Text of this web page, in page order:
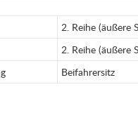
2. Reihe (äußere
2. Reihe (äußere
Beifahrersitz